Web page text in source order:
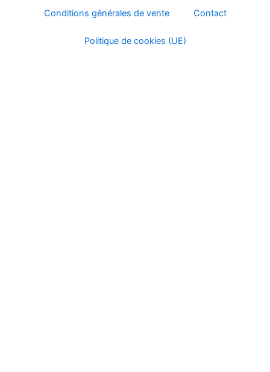
Conditions générales de vente Contact
Politique de cookies (UE)